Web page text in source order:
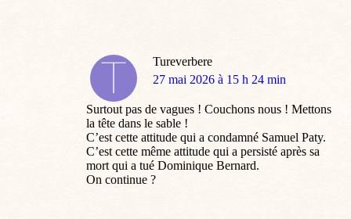
Tureverbere
dit
27 mai 2026 à 15 h 24 min
Surtout pas de vagues ! Couchons nous ! Mettons
la tête dans le sable !
C’est cette attitude qui a condamné Samuel Paty.
C’est cette même attitude qui a persisté après sa
mort qui a tué Dominique Bernard.
On continue ?